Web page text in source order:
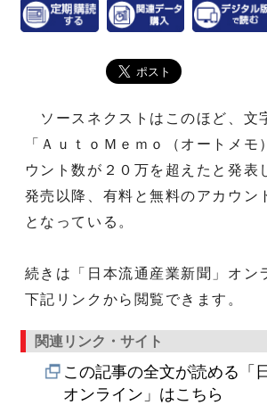
ソースネクストはこのほど、文
「ＡｕｔｏＭｅｍｏ（オートメモ
ウント数が２０万を超えたと発表
発売以降、有料と無料のアカウン
となっている。
続きは「日本流通産業新聞」オン
下記リンクから閲覧できます。
関連リンク・サイト
この記事の全文が読める「
オンライン」はこちら